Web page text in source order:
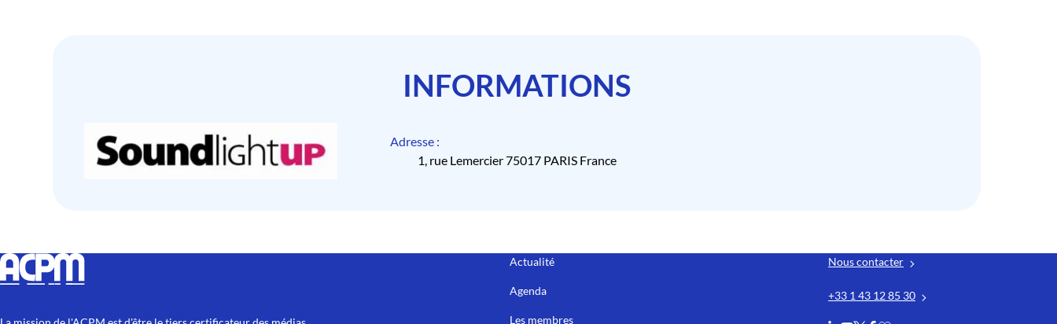
INFORMATIONS
Adresse :
1, rue Lemercier 75017 PARIS France
Actualité
Agenda
Les membres
Nous contacter
+33 1 43 12 85 30